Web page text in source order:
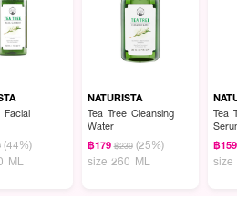
Ferment Filtrate) ปรับสภาพผิว ลดความ
ซึมไว ไม่เหนอะหนะ
Facial
(44%)
ML
NATURISTA
Tea Tree Cleansing
Water
฿179 ฿239 (25%)
size 260 ML
Tea
฿159
size